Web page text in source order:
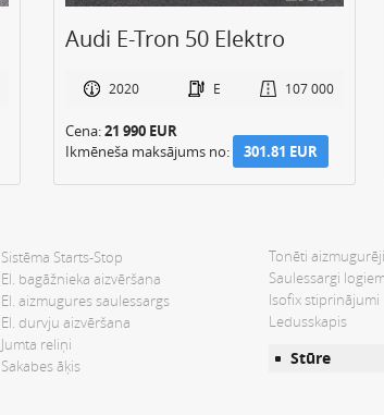
Audi E-Tron 50 Elektro
2020 E 107 000
Cena:21 990 EUR
Ikmēneša maksājums no:
301.81 EUR
Sistēma Starts-Stop
El. bagāžnieka aizvēršana
El. aizmugures saulessargs
El. durvju aizvēršana
Jumta reliņi
Sakabes āķis
Tonēti
Saulessargi
Isofix stiprinājumi
Ledusskapis
Stūre